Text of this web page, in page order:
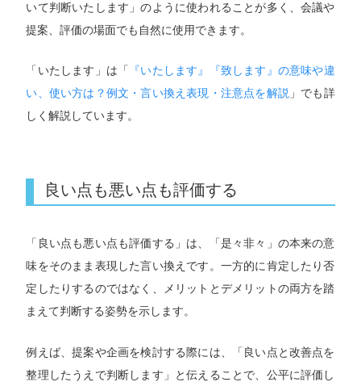
いて判断いたします」のように使われることが多く、会議や
提案、評価の場面でも自然に使用できます。
「いたします」は「
『いたします』『致します』の意味や違
い、使い方は？例文・言い換え表現・注意点を解説」でも詳
しく解説しています。
良い点も悪い点も評価する
「良い点も悪い点も評価する」は、「是々非々」の本来の意
味をそのまま表現した言い換えです。一方的に肯定したり否
定したりするのではなく、メリットとデメリットの両方を踏
まえて判断する姿勢を示します。
例えば、提案や企画を検討する際には、「良い点と改善点を
整理したうえで判断します」と伝えることで、公平に評価し